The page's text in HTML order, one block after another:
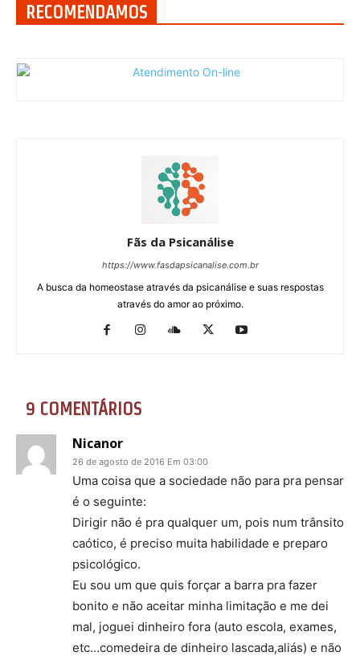
RECOMENDAMOS
Fãs da Psicanálise
https://www.fasdapsicanalise.com.br
A busca da homeostase através da psicanálise e suas respostas
através do amor ao próximo.
9 COMENTÁRIOS
Nicanor
26 de agosto de 2016 Em 03:00
Uma coisa que a sociedade não para pra pensar
é o seguinte:
Dirigir não é pra qualquer um, pois num trânsito
caótico, é preciso muita habilidade e preparo
psicológico.
Eu sou um que quis forçar a barra pra fazer
bonito e não aceitar minha limitação e me dei
mal, joguei dinheiro fora (auto escola, exames,
etc…comedeira de dinheiro lascada,aliás) e não